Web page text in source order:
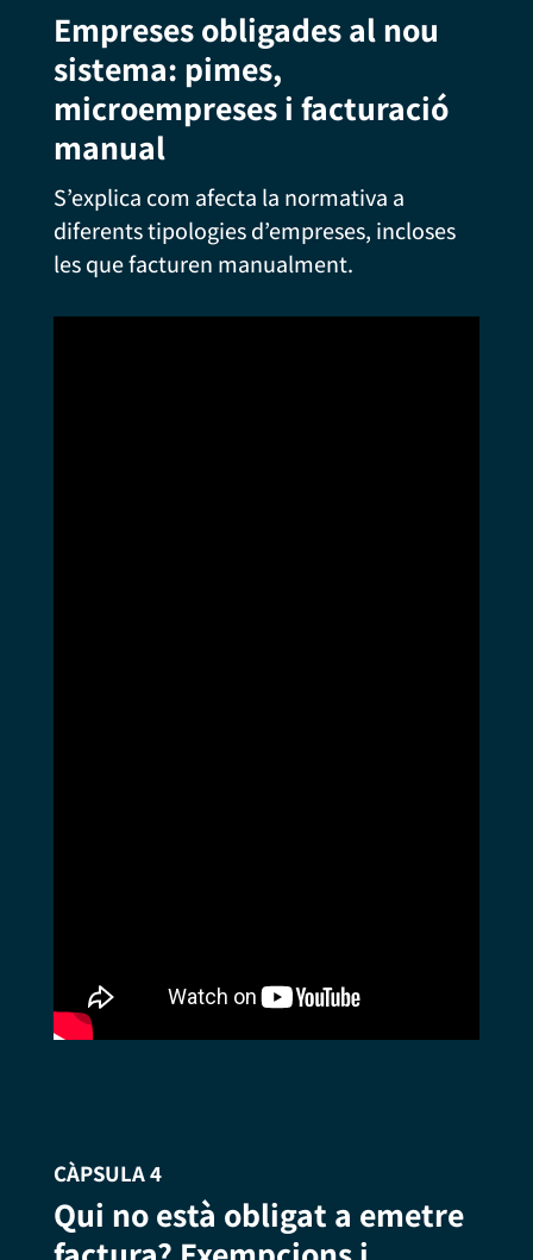
Empreses obligades al nou
sistema: pimes,
microempreses i facturació
manual
S’explica com afecta la normativa a
diferents tipologies d’empreses, incloses
les que facturen manualment.
CÀPSULA 4
Qui no està obligat a emetre